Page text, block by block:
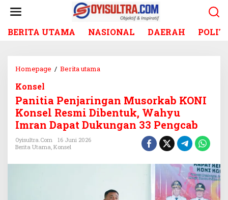
BERITA UTAMA NASIONAL DAERAH
Homepage / Berita utama
i
t
i
a
Konsel
Panitia Penjaringan Musorkab KONI
Konsel Resmi Dibentuk, Wahyu
Imran Dapat Dukungan 33 Pengcab
Oyisultra.com
16 Juni 2026
Berita Utama, Konsel